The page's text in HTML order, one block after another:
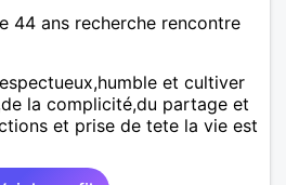
44 ans recherche rencontre
et cultiver
la complicité,du partage et
et prise de tete la vie est